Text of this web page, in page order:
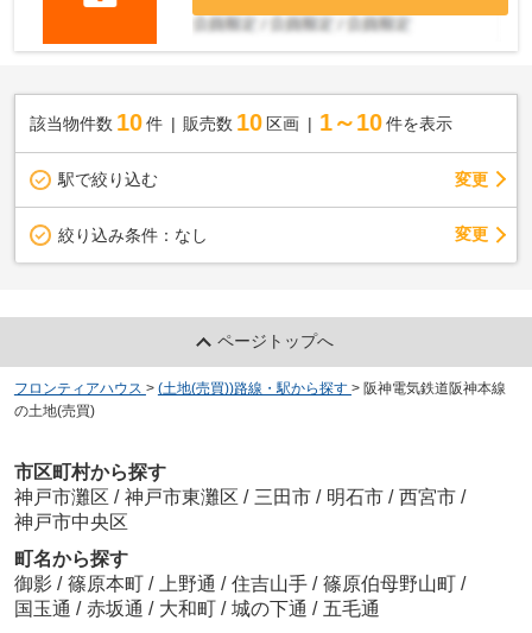
該当物件数 10件 販売数 10 区画 1～10 件を表示
駅で絞り込む 変更
絞り込み条件： なし 変更
ページトップへ
フロンティアハウス > (土地(売買))路線・駅から探す > 阪神電気鉄道阪神本線
の土地(売買)
市区町村から探す
神戸市灘区 / 神戸市東灘区 / 三田市 / 明石市 / 西宮市 /
神戸市中央区
町名から探す
御影 / 篠原本町 / 上野通 / 住吉山手 / 篠原伯母野山町 /
国玉通 / 赤坂通 / 大和町 / 城の下通 / 五毛通